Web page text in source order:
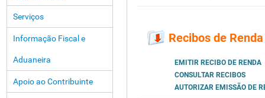
Serviços
Informação Fiscal e
Aduaneira
Apoio ao Contribuinte
Recibos de Renda
EMITIR RECIBO DE RENDA
CONSULTAR RECIBOS
AUTORIZAR EMISSÃO DE